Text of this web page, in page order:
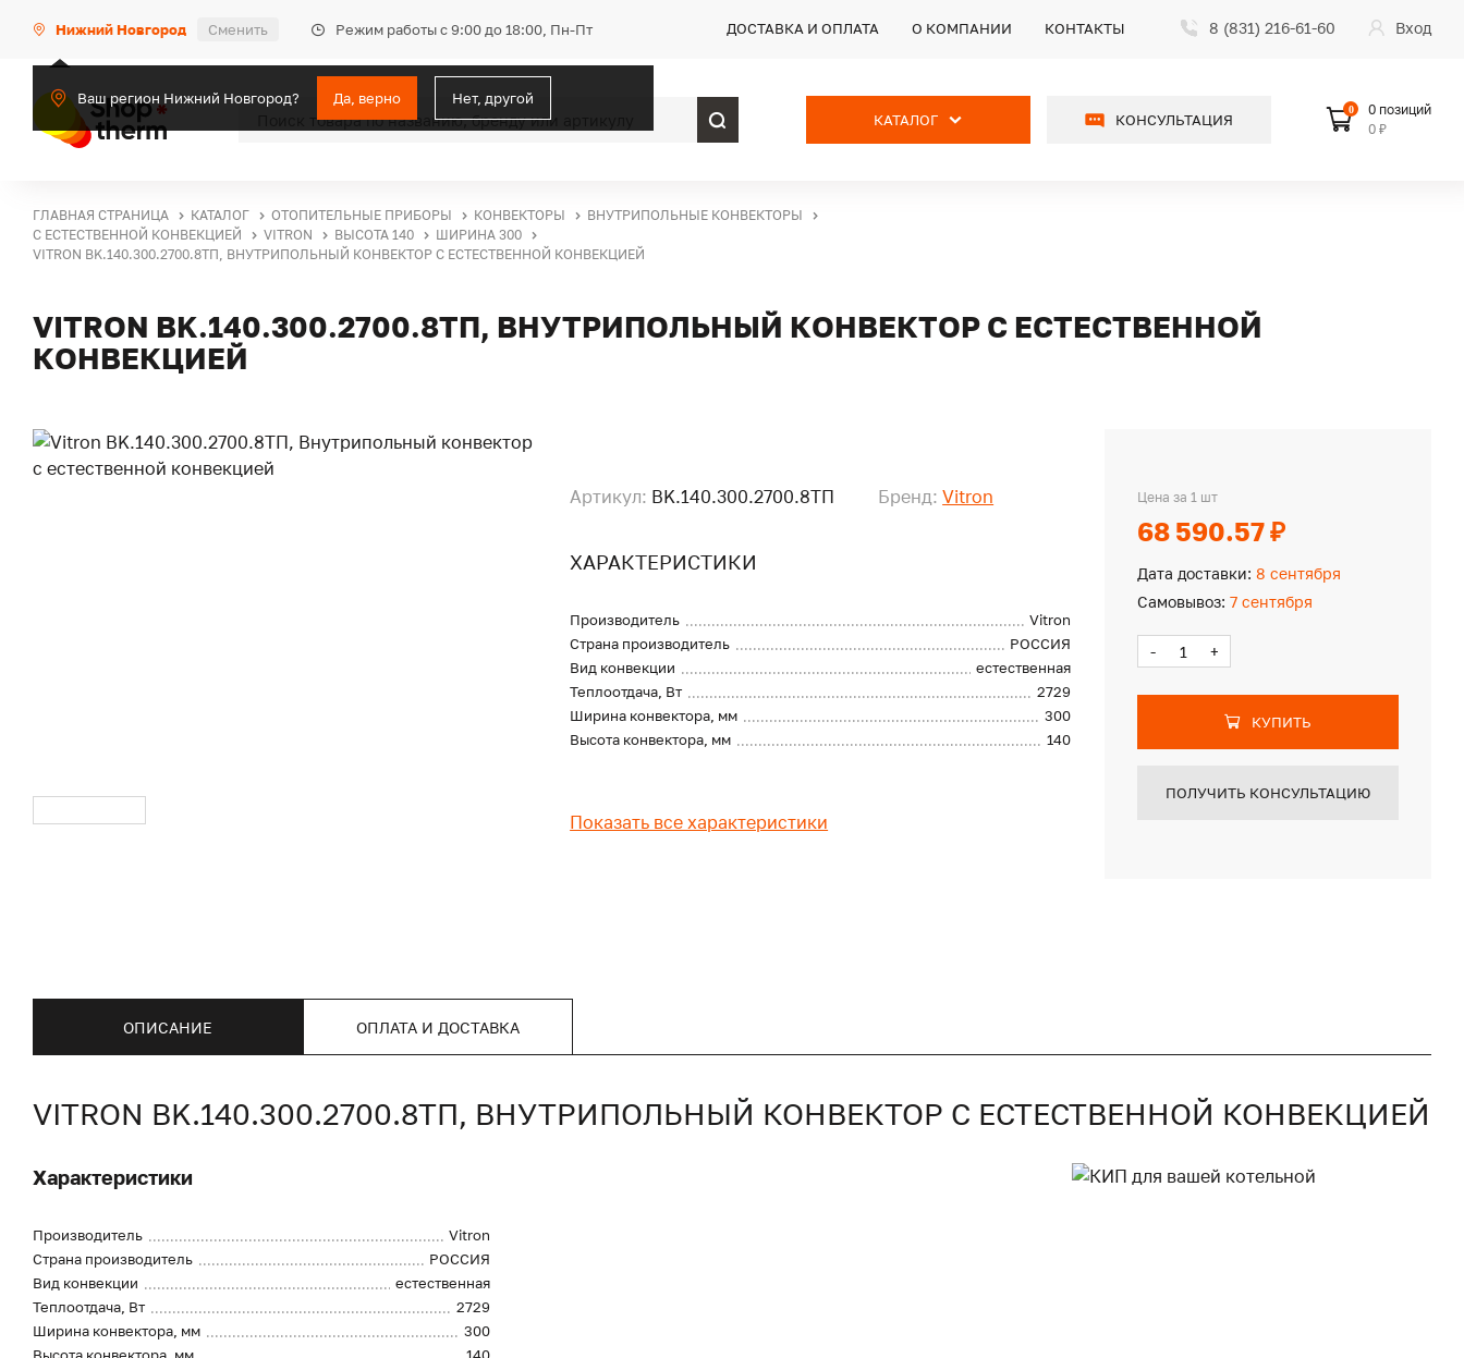
Нижний Новгород Сменить Режим работы с 9:00 до 18:00, Пн-Пт
Ваш регион Нижний Новгород? Да, верно Нет, другой
ДОСТАВКА И ОПЛАТА О КОМПАНИИ КОНТАКТЫ 8 (831) 216-61-60 Вход
КАТАЛОГ КОНСУЛЬТАЦИЯ
0
0 позиций
0 ₽
ГЛАВНАЯ СТРАНИЦА КАТАЛОГ ОТОПИТЕЛЬНЫЕ ПРИБОРЫ КОНВЕКТОРЫ
ВНУТРИПОЛЬНЫЕ КОНВЕКТОРЫ
С ЕСТЕСТВЕННОЙ КОНВЕКЦИЕЙ
VITRON ВЫСОТА 140
ШИРИНА 300
VITRON BK.140.300.2700.8ТП, ВНУТРИПОЛЬНЫЙ КОНВЕКТОР С ЕСТЕСТВЕННОЙ КОНВЕКЦИЕЙ
VITRON BK.140.300.2700.8ТП, ВНУТРИПОЛЬНЫЙ КОНВЕКТОР С ЕСТЕСТВЕННОЙ
КОНВЕКЦИЕЙ
Артикул: BK.140.300.2700.8ТП Бренд: Vitron
ХАРАКТЕРИСТИКИ
Производитель
Vitron
Страна производитель
РОССИЯ
Вид конвекции
естественная
Теплоотдача, Вт
2729
Ширина конвектора, мм
300
Высота конвектора, мм
140
Показать все характеристики
Цена за 1 шт
68 590.57 ₽
Дата доставки: 8 сентября
Самовывоз: 7 сентября
- +
КУПИТЬ
ПОЛУЧИТЬ КОНСУЛЬТАЦИЮ
ОПИСАНИЕ ОПЛАТА И ДОСТАВКА
VITRON BK.140.300.2700.8ТП, ВНУТРИПОЛЬНЫЙ КОНВЕКТОР С ЕСТЕСТВЕННОЙ КОНВЕКЦИЕЙ
Характеристики
Производитель
Vitron
Страна производитель
РОССИЯ
Вид конвекции
естественная
Теплоотдача, Вт
2729
Ширина конвектора, мм
300